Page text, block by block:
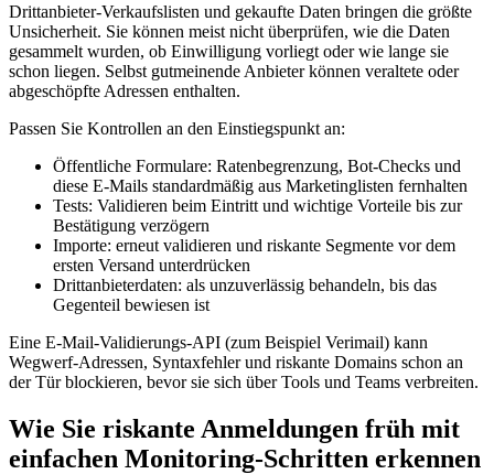
Drittanbieter‑Verkaufslisten und gekaufte Daten bringen die größte
Unsicherheit. Sie können meist nicht überprüfen, wie die Daten
gesammelt wurden, ob Einwilligung vorliegt oder wie lange sie
schon liegen. Selbst gutmeinende Anbieter können veraltete oder
abgeschöpfte Adressen enthalten.
Passen Sie Kontrollen an den Einstiegspunkt an:
Öffentliche Formulare: Ratenbegrenzung, Bot‑Checks und
diese E‑Mails standardmäßig aus Marketinglisten fernhalten
Tests: Validieren beim Eintritt und wichtige Vorteile bis zur
Bestätigung verzögern
Importe: erneut validieren und riskante Segmente vor dem
ersten Versand unterdrücken
Drittanbieterdaten: als unzuverlässig behandeln, bis das
Gegenteil bewiesen ist
Eine E‑Mail‑Validierungs‑API (zum Beispiel Verimail) kann
Wegwerf‑Adressen, Syntaxfehler und riskante Domains schon an
der Tür blockieren, bevor sie sich über Tools und Teams verbreiten.
Wie Sie riskante Anmeldungen früh mit
einfachen Monitoring‑Schritten erkennen